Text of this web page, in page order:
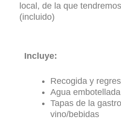
local, de la que
(incluido)
Incluye:
Recogida y
Agua embotellada
Tapas de la
vino/bebidas